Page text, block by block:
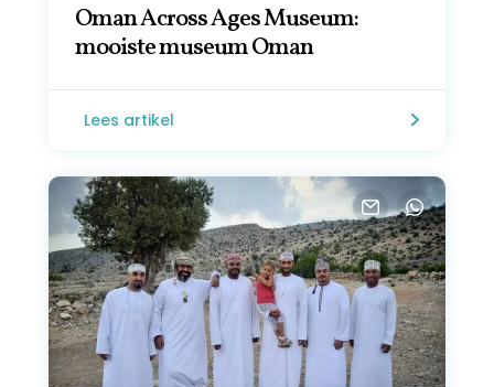
Oman Across Ages Museum:
mooiste museum Oman
Lees artikel